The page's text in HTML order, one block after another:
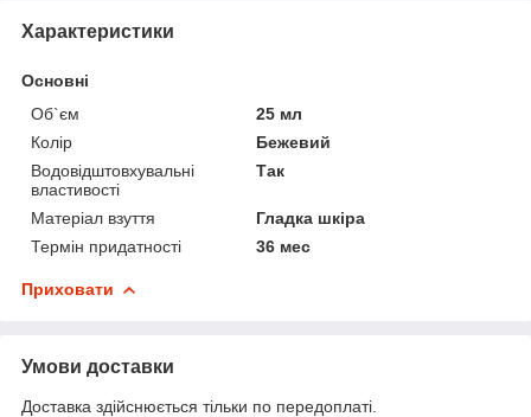
Характеристики
Основні
Об`єм
25 мл
Колір
Бежевий
Водовідштовхувальні
властивості
Так
Матеріал взуття
Гладка шкіра
Термін придатності
36 мес
Приховати
Умови доставки
Доставка здійснюється тільки по передоплаті.